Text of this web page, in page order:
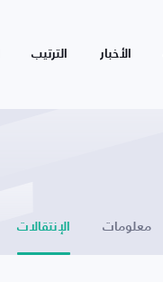
الأخبار الترتيب
معلومات الإنتقالات